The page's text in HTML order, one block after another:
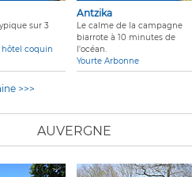
sur 3
hôtel coquin
Antzika
Le calme de la campagne
biarrote à 10 minutes de
l'océan.
Yourte Arbonne
>>>
AUVERGNE